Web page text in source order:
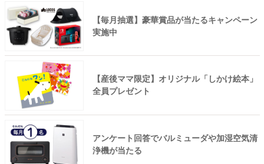
【毎月抽選】豪華賞品が当たるキャンペーン
実施中
【産後ママ限定】オリジナル「しかけ絵本」
全員プレゼント
アンケート回答でバルミューダや加湿空気清
浄機が当たる